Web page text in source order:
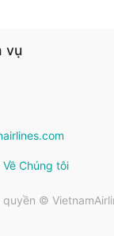
vụ
Về Chúng tôi
quyền ©